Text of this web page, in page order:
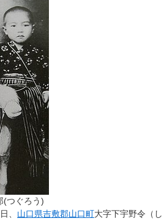
(つぐろう)
、 山口県吉敷郡山口町大字下宇野令（し